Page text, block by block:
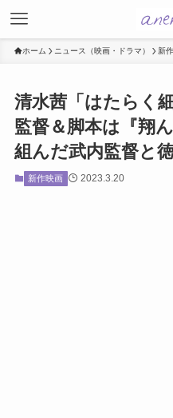
ホーム ニュース（映画・ドラマ） 新
清水茜「はたらく
監督＆脚本は『翔
組んだ武内監督と
新作映画 2023.3.20